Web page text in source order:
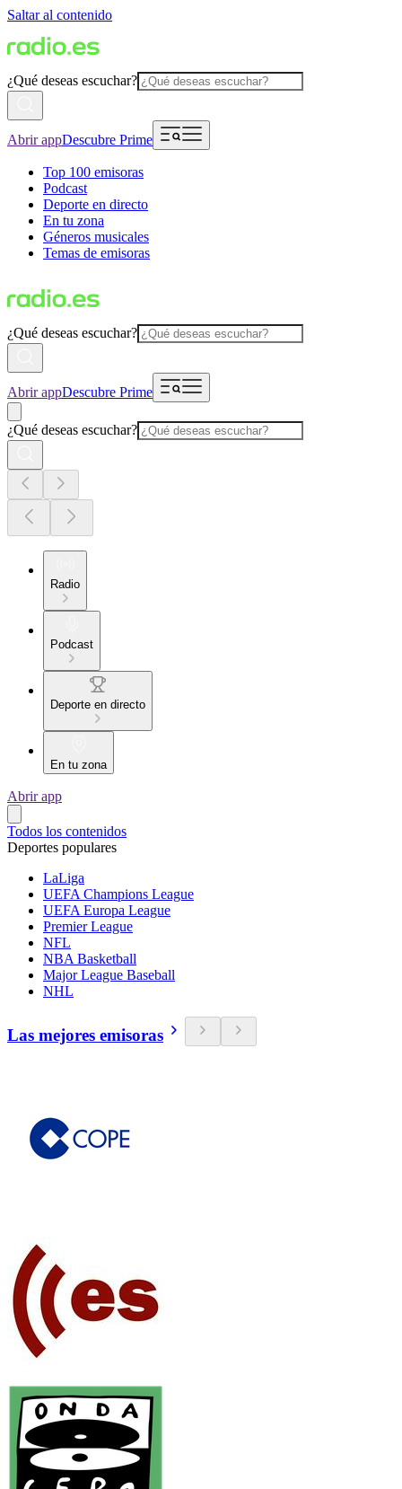
Saltar al contenido
¿Qué deseas escuchar?
Abrir appDescubre Prime
Top 100 emisoras
Podcast
Deporte en directo
En tu zona
Géneros musicales
Temas de emisoras
¿Qué deseas escuchar?
Abrir appDescubre Prime
¿Qué deseas escuchar?
Radio
Podcast
Deporte en directo
En tu zona
Abrir app
Todos los contenidos
Deportes populares
LaLiga
UEFA Champions League
UEFA Europa League
Premier League
NFL
NBA Basketball
Major League Baseball
NHL
Las mejores emisoras